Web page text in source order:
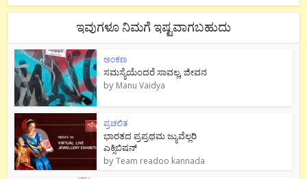
ಇವುಗಳೂ ನಿಮಗೆ ಇಷ್ಟವಾಗಬಹುದು
ಅಂಕಣ
ಸಮಸ್ಯೆಯೆಂದರೆ ಸಾವಲ್ಲ, ಜೀವನ
by Manu Vaidya
ಪ್ರಚಲಿತ
ಭಾರತದ ಪ್ರಪ್ರಥಮ ಜ್ಯುವೆಲ್ಲರಿ
ಎಕ್ಸಿಬಿಷನ್
byTeam readoo kannada